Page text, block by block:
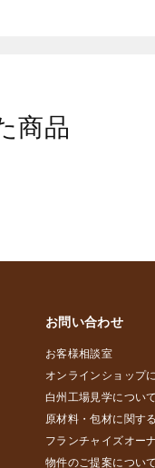
商品
お問い合わせ
お客様相談室
オンラインショップ
白州工場見学について
原材料・包材に関す
フランチャイズオー
物件のご提案について